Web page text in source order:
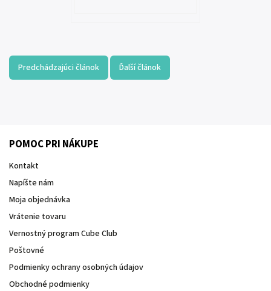
Predchádzajúci článok Ďalší článok
POMOC PRI NÁKUPE
Kontakt
Napíšte nám
Moja objednávka
Vrátenie tovaru
Vernostný program Cube Club
Poštovné
Podmienky ochrany osobných údajov
Obchodné podmienky